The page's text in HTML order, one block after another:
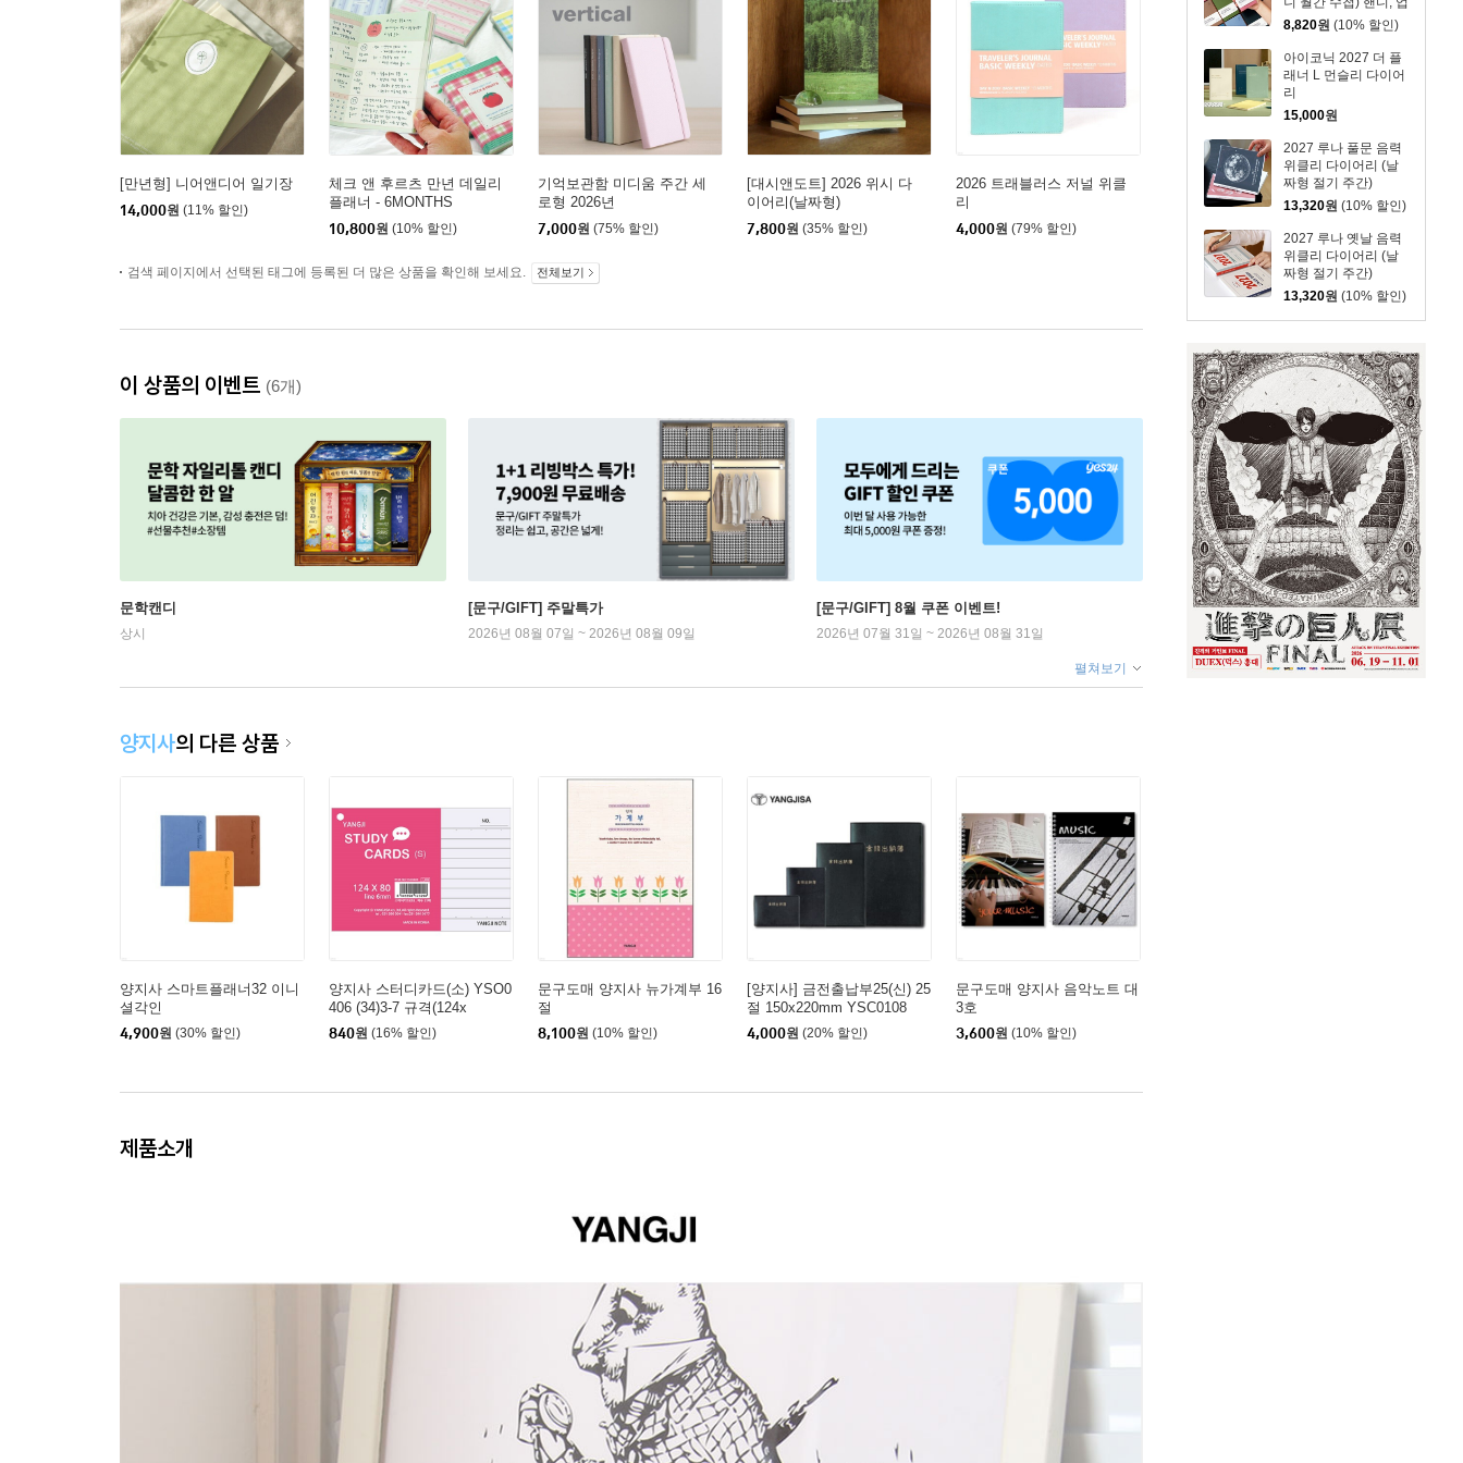
무용
8,820원 (10% 할인)
아이코닉 2027 더 플
래너 L 먼슬리 다이어
리
15,000원
2027 루나 풀문 음력
위클리 다이어리 (날
짜형 절기 주간)
13,320원 (10% 할인)
2027 루나 옛날 음력
위클리 다이어리 (날
짜형 절기 주간)
13,320원 (10% 할인)
[만년형] 니어앤디어 일기장
14,000원 (11% 할인)
체크 앤 후르츠 만년 데일리
플래너 - 6MONTHS
10,800원 (10% 할인)
기억보관함 미디움 주간 세
로형 2026년
7,000원 (75% 할인)
[대시앤도트] 2026 위시 다
이어리(날짜형)
7,800원 (35% 할인)
2026 트래블러스 저널 위클
리
4,000원 (79% 할인)
검색 페이지에서 선택된 태그에 등록된 더 많은 상품을 확인해 보세요. 전체보기
이 상품의 이벤트 (6개)
문학캔디
상시
[문구/GIFT] 주말특가
2026년 08월 07일 ~ 2026년 08월 09일
[문구/GIFT] 8월 쿠폰 이벤트!
2026년 07월 31일 ~ 2026년 08월 31일
펼쳐보기
양지사의 다른 상품
양지사 스마트플래너32 이니
셜각인
4,900원 (30% 할인)
양지사 스터디카드(소) YSO0
406 (34)3-7 규격(124x
840원 (16% 할인)
문구도매 양지사 뉴가계부 16
절
8,100원 (10% 할인)
[양지사] 금전출납부25(신) 25
절 150x220mm YSC0108
4,000원 (20% 할인)
문구도매 양지사 음악노트 대
3호
3,600원 (10% 할인)
제품소개